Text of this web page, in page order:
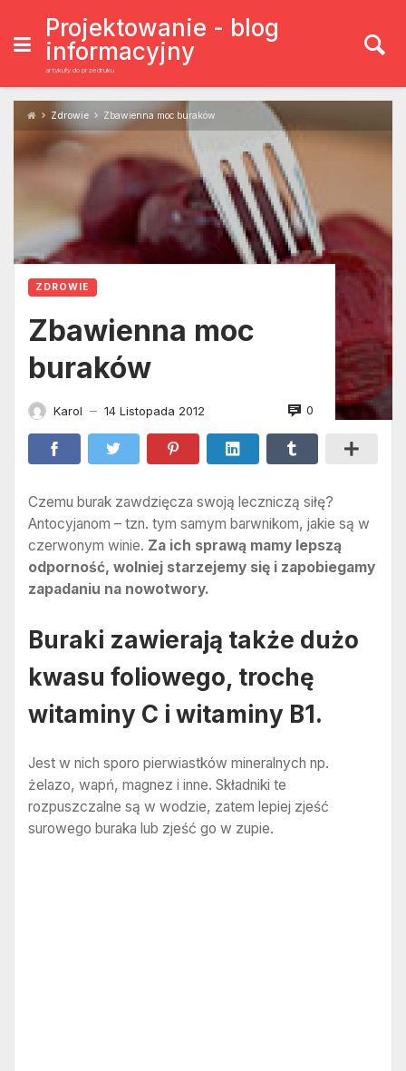
content
Projektowanie - blog
informacyjny
artykuły do przedruku
Zdrowie Zbawienna moc buraków
ZDROWIE
Zbawienna moc
buraków
Karol — 14 Listopada 2012 0
Czemu burak zawdzięcza swoją leczniczą siłę?
Antocyjanom – tzn. tym samym barwnikom, jakie są w
czerwonym winie. Za ich sprawą mamy lepszą
odporność, wolniej starzejemy się i zapobiegamy
zapadaniu na nowotwory.
Buraki zawierają także dużo
kwasu foliowego, trochę
witaminy C i witaminy B1.
Jest w nich sporo pierwiastków mineralnych np.
żelazo, wapń, magnez i inne. Składniki te
rozpuszczalne są w wodzie, zatem lepiej zjeść
surowego buraka lub zjeść go w zupie.